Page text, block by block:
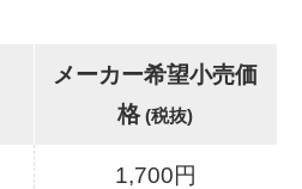
メーカー希望小売価
格(税抜)
1,700円